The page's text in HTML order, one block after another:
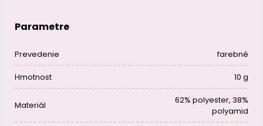
Parametre
Prevedenie farebné
Hmotnost 10 g
Materiál 62% polyester, 38%
polyamid